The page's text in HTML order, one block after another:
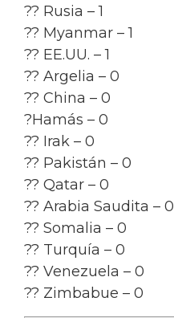
?? Rusia – 1
?? Myanmar – 1
?? EE.UU. – 1
?? Argelia – 0
?? China – 0
?Hamás – 0
?? Irak – 0
?? Pakistán – 0
?? Qatar – 0
?? Arabia Saudita – 0
?? Somalia – 0
?? Turquía – 0
?? Venezuela – 0
?? Zimbabue – 0